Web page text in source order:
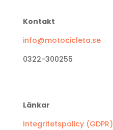
Kontakt
info@motocicleta.se
0322-300255
Länkar
Integritetspolicy (GDPR)